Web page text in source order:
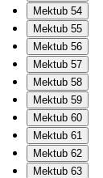
Mektub 54
Mektub 55
Mektub 56
Mektub 57
Mektub 58
Mektub 59
Mektub 60
Mektub 61
Mektub 62
Mektub 63